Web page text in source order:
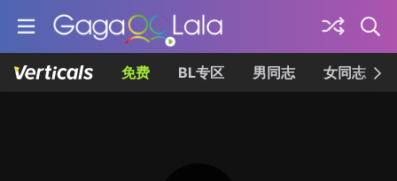
免费 BL专区 男同志 女同志